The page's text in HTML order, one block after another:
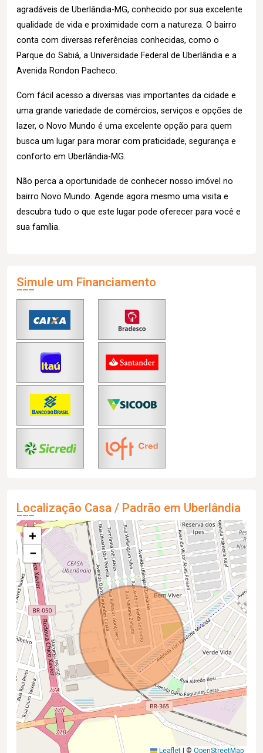
agradáveis de Uberlândia-MG, conhecido por sua excelente
qualidade de vida e proximidade com a natureza. O bairro
conta com diversas referências conhecidas, como o
Parque do Sabiá, a Universidade Federal de Uberlândia e a
Avenida Rondon Pacheco.
Com fácil acesso a diversas vias importantes da cidade e
uma grande variedade de comércios, serviços e opções de
lazer, o Novo Mundo é uma excelente opção para quem
busca um lugar para morar com praticidade, segurança e
conforto em Uberlândia-MG.
Não perca a oportunidade de conhecer nosso imóvel no
bairro Novo Mundo. Agende agora mesmo uma visita e
descubra tudo o que este lugar pode oferecer para você e
sua família.
Simule um Financiamento
Localização Casa / Padrão em Uberlândia
+
−
Leaflet | © OpenStreetMap